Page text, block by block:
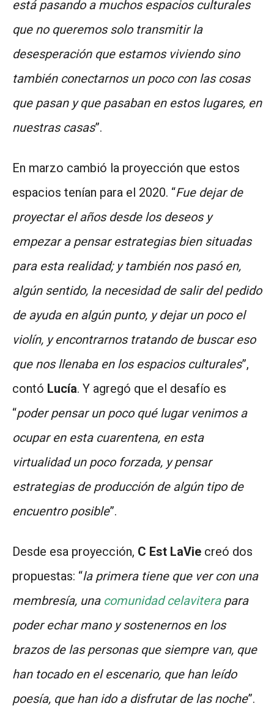
está pasando a muchos espacios culturales
que no queremos solo transmitir la
desesperación que estamos viviendo sino
también conectarnos un poco con las cosas
que pasan y que pasaban en estos lugares, en
nuestras casas”.
En marzo cambió la proyección que estos
espacios tenían para el 2020. “Fue dejar de
proyectar el años desde los deseos y
empezar a pensar estrategias bien situadas
para esta realidad; y también nos pasó en,
algún sentido, la necesidad de salir del pedido
de ayuda en algún punto, y dejar un poco el
violín, y encontrarnos tratando de buscar eso
que nos llenaba en los espacios culturales”,
contó Lucía. Y agregó que el desafío es
“poder pensar un poco qué lugar venimos a
ocupar en esta cuarentena, en esta
virtualidad un poco forzada, y pensar
estrategias de producción de algún tipo de
encuentro posible”.
Desde esa proyección, C Est LaVie creó dos
propuestas: “la primera tiene que ver con una
membresía, unacomunidad celaviterapara
poder echar mano y sostenernos en los
brazos de las personas que siempre van, que
han tocado en el escenario, que han leído
poesía, que han ido a disfrutar de las noche”.